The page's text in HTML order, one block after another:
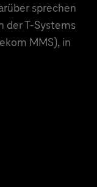
sprechen
der T-Systems
MMS), in